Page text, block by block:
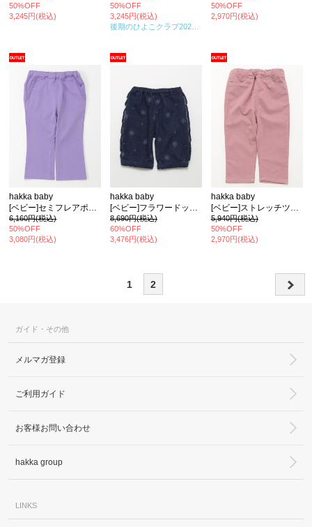
50%OFF
3,245円(税込)
50%OFF
3,245円(税込)
50%OFF
2,970円(税込)
hakka baby
6,160円(税込)
50%OFF
3,080円(税込)
hakka baby
8,690円(税込)
60%OFF
3,476円(税込)
hakka baby
5,940円(税込)
50%OFF
2,970円(税込)
1 2
ガイド・その他
メルマガ登録
ご利用ガイド
お客様お問い合わせ
hakka group
LINKS